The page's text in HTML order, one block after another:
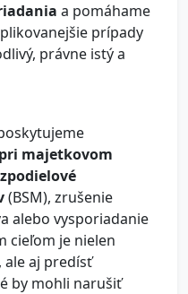
a pomáhame
prípady
právne istý a
majetkovom
(BSM), zrušenie
alebo vysporiadanie
cieľom je nielen
ale aj predísť
by mohli narušiť